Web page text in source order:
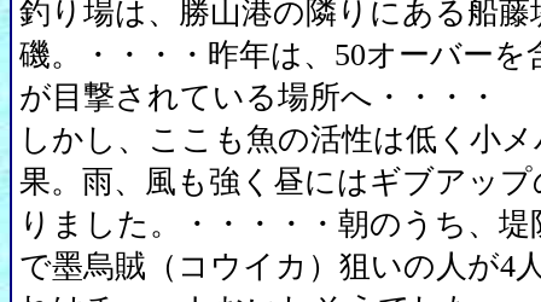
釣り場は、勝山港の隣りにある船藤
磯。・・・・昨年は、50オーバーを
が目撃されている場所へ・・・・
しかし、ここも魚の活性は低く小
果。雨、風も強く昼にはギブアッ
りました。・・・・・朝のうち、
で墨烏賊（コウイカ）狙いの人が4